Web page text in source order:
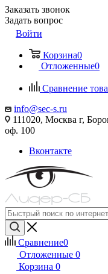
Заказать звонок
Задать вопрос
Войти
Корзина0
Отложенные0
Сравнение
info@sec-s.ru
111020, Москва г,
оф. 100
Вконтакте
Сравнение0
Отложенные 0
Корзина 0